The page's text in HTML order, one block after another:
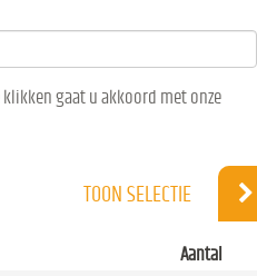
gaat u akkoord met onze
TOON SELECTIE
Aantal